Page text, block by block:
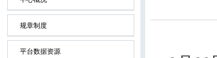
规章制度
平台数据资源